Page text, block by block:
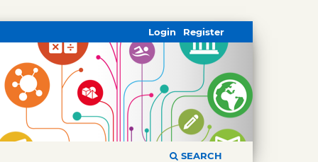
SEARCH
Register
Login